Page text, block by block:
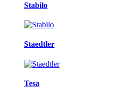
Stabilo
Staedtler
Tesa